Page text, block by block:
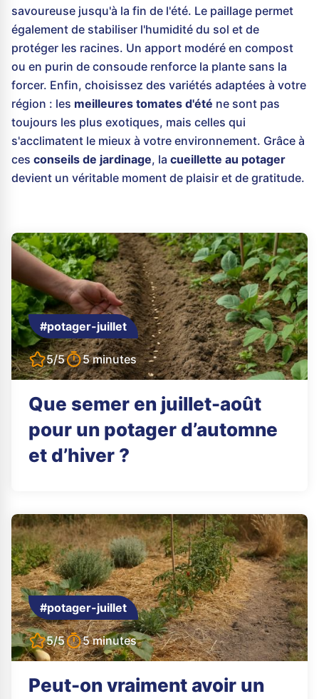
savoureuse jusqu'à la fin de l'été. Le paillage permet
également de stabiliser l'humidité du sol et de
protéger les racines. Un apport modéré en compost
ou en purin de consoude renforce la plante sans la
forcer. Enfin, choisissez des variétés adaptées à votre
région : les meilleures tomates d'été ne sont pas
toujours les plus exotiques, mais celles qui
s'acclimatent le mieux à votre environnement. Grâce à
ces conseils de jardinage, la cueillette au potager
devient un véritable moment de plaisir et de gratitude.
#potager-juillet
5/5 5 minutes
Que semer en juillet-août
pour un potager d’automne
et d’hiver ?
#potager-juillet
5/5 5 minutes
Peut-on vraiment avoir un